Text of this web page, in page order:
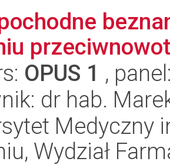
OPUS 1 ,
dr hab.
Medyczny
Wydział